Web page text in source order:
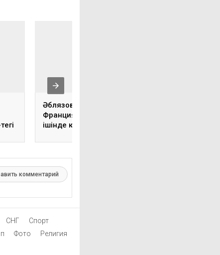
Әблязов полиция
Франциядан 30 күн
ішінде кетуді талап
комментарий
СНГ
Спорт
Фото
Религия